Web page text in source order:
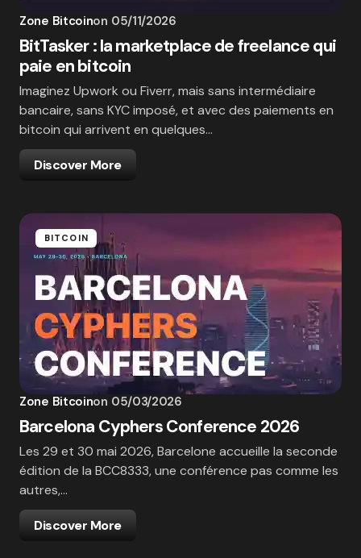
Zone Bitcoinon 05/11/2026
BitTasker : la marketplace de freelance qui
paie en bitcoin
Imaginez Upwork ou Fiverr, mais sans intermédiaire
bancaire, sans KYC imposé, et avec des paiements en
bitcoin qui arrivent en quelques…
Discover More
BITCOIN
Zone Bitcoinon 05/03/2026
Barcelona Cyphers Conference 2026
Les 29 et 30 mai 2026, Barcelone accueille la seconde
édition de la BCC8333, une conférence pas comme les
autres,…
Discover More